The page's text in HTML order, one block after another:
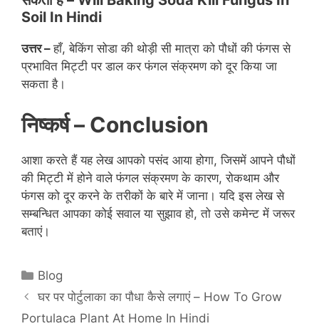
Soil In Hindi
उत्तर –हाँ, बेकिंग सोडा की थोड़ी सी मात्रा को पौधों की फंगस से
प्रभावित मिट्टी पर डाल कर फंगल संक्रमण को दूर किया जा
सकता है।
निष्कर्ष – Conclusion
आशा करते हैं यह लेख आपको पसंद आया होगा, जिसमें आपने पौधों
की मिट्टी में होने वाले फंगल संक्रमण के कारण, रोकथाम और
फंगस को दूर करने के तरीकों के बारे में जाना। यदि इस लेख से
सम्बन्धित आपका कोई सवाल या सुझाव हो, तो उसे कमेन्ट में जरूर
बताएं।
Categories
Blog
घर पर पोर्टुलाका का पौधा कैसे लगाएं – How To Grow
Portulaca Plant At Home In Hindi